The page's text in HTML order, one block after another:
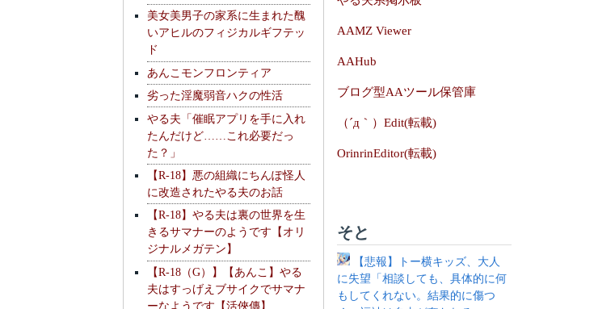
美女美男子の家系に生まれた醜
いアヒルのフィジカルギフテッ
ド
あんこモンフロンティア
劣った淫魔弱音ハクの性活
やる夫「催眠アプリを手に入れ
たんだけど……これ必要だっ
た？」
【R-18】悪の組織にちんぽ怪人
に改造されたやる夫のお話
【R-18】やる夫は裏の世界を生
きるサマナーのようです【オリ
ジナルメガテン】
【R-18（G）】【あんこ】やる
夫はすっげえブサイクでサマナ
ーなようです【活俠傳】
AAMZ Viewer
AAHub
ブログ型AAツール保管庫
（´д｀）Edit(転載)
OrinrinEditor(転載)
そと
【悲報】トー横キッズ、大人
に失望「相談しても、具体的に何
もしてくれない。結果的に傷つ